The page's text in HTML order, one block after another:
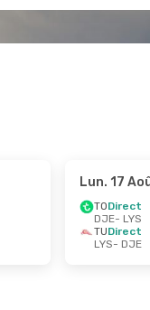
Lun. 17
TODirect
DJE- LYS
TUDirect
LYS- DJE